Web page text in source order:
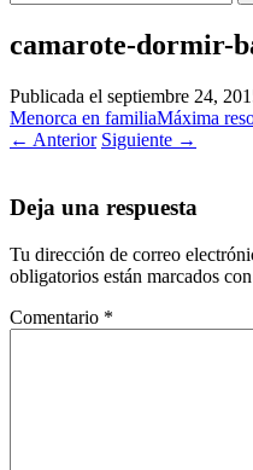
camarote-dormir-
Publicada el septiembre 24,
Menorca en familiaMáxima
← Anterior Siguiente →
Deja una respuesta
Tu dirección de correo
obligatorios están marcados con
Comentario *